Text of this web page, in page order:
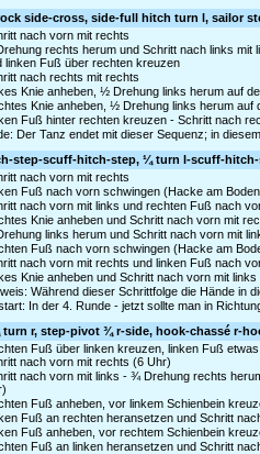
side-cross, side-full hitch turn l, sailor
nach vorn mit rechts
rechts herum und Schritt nach links
linken Fuß über rechten kreuzen
nach rechts mit rechts
Knie anheben, ½ Drehung links herum auf
Knie anheben, ½ Drehung links herum
Fuß hinter rechten kreuzen - Schritt nach
Der Tanz endet mit dieser Sequenz; in
step-scuff-hitch-step, ¼ turn l-scuff-
nach vorn mit rechts
Fuß nach vorn schwingen (Hacke am
nach vorn mit links und rechten Fuß nach
Knie anheben und Schritt nach vorn mit
links herum und Schritt nach vorn mit
Fuß nach vorn schwingen (Hacke am
nach vorn mit rechts und linken Fuß nach
Knie anheben und Schritt nach vorn mit links
Während dieser Schrittfolge die Hände in
In der 4. Runde - jetzt sollte man in
r, step-pivot ¾ r-side, hook-chassé r-
Fuß über linken kreuzen, linken Fuß
nach vorn mit rechts (6 Uhr)
nach vorn mit links - ¾ Drehung rechts
Fuß anheben, vor linkem Schienbein
Fuß an rechten heransetzen und Schritt
Fuß anheben, vor rechtem Schienbein
Fuß an linken heransetzen und Schritt